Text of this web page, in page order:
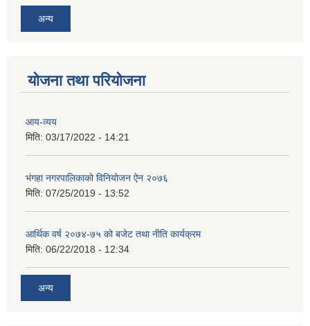
अन्य
योजना तथा परियोजना
आय-व्यय
मिति: 03/17/2022 - 14:21
भंगहा नगरपालिकाको विनियोजन ऐन २०७६
मिति: 07/25/2019 - 13:52
आर्थिक वर्ष २०७४-७५ को बजेट तथा नीति कार्यक्रम
मिति: 06/22/2018 - 12:34
अन्य